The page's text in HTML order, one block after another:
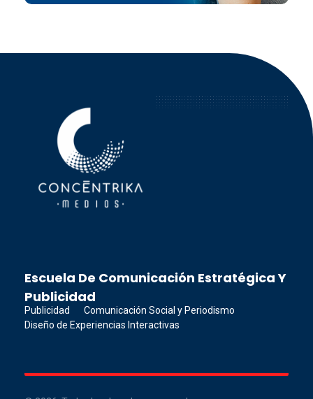
Escuela De Comunicación Estratégica Y
Publicidad
Publicidad
Comunicación Social y Periodismo
Diseño de Experiencias Interactivas